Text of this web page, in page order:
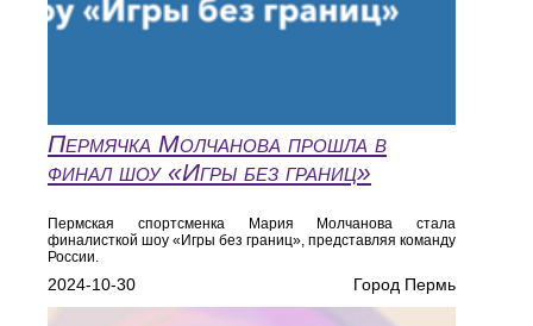
Пермячка Молчанова прошла в
финал шоу «Игры без границ»
Пермская спортсменка Мария Молчанова стала
финалисткой шоу «Игры без границ», представляя команду
России.
2024-10-30 Город Пермь